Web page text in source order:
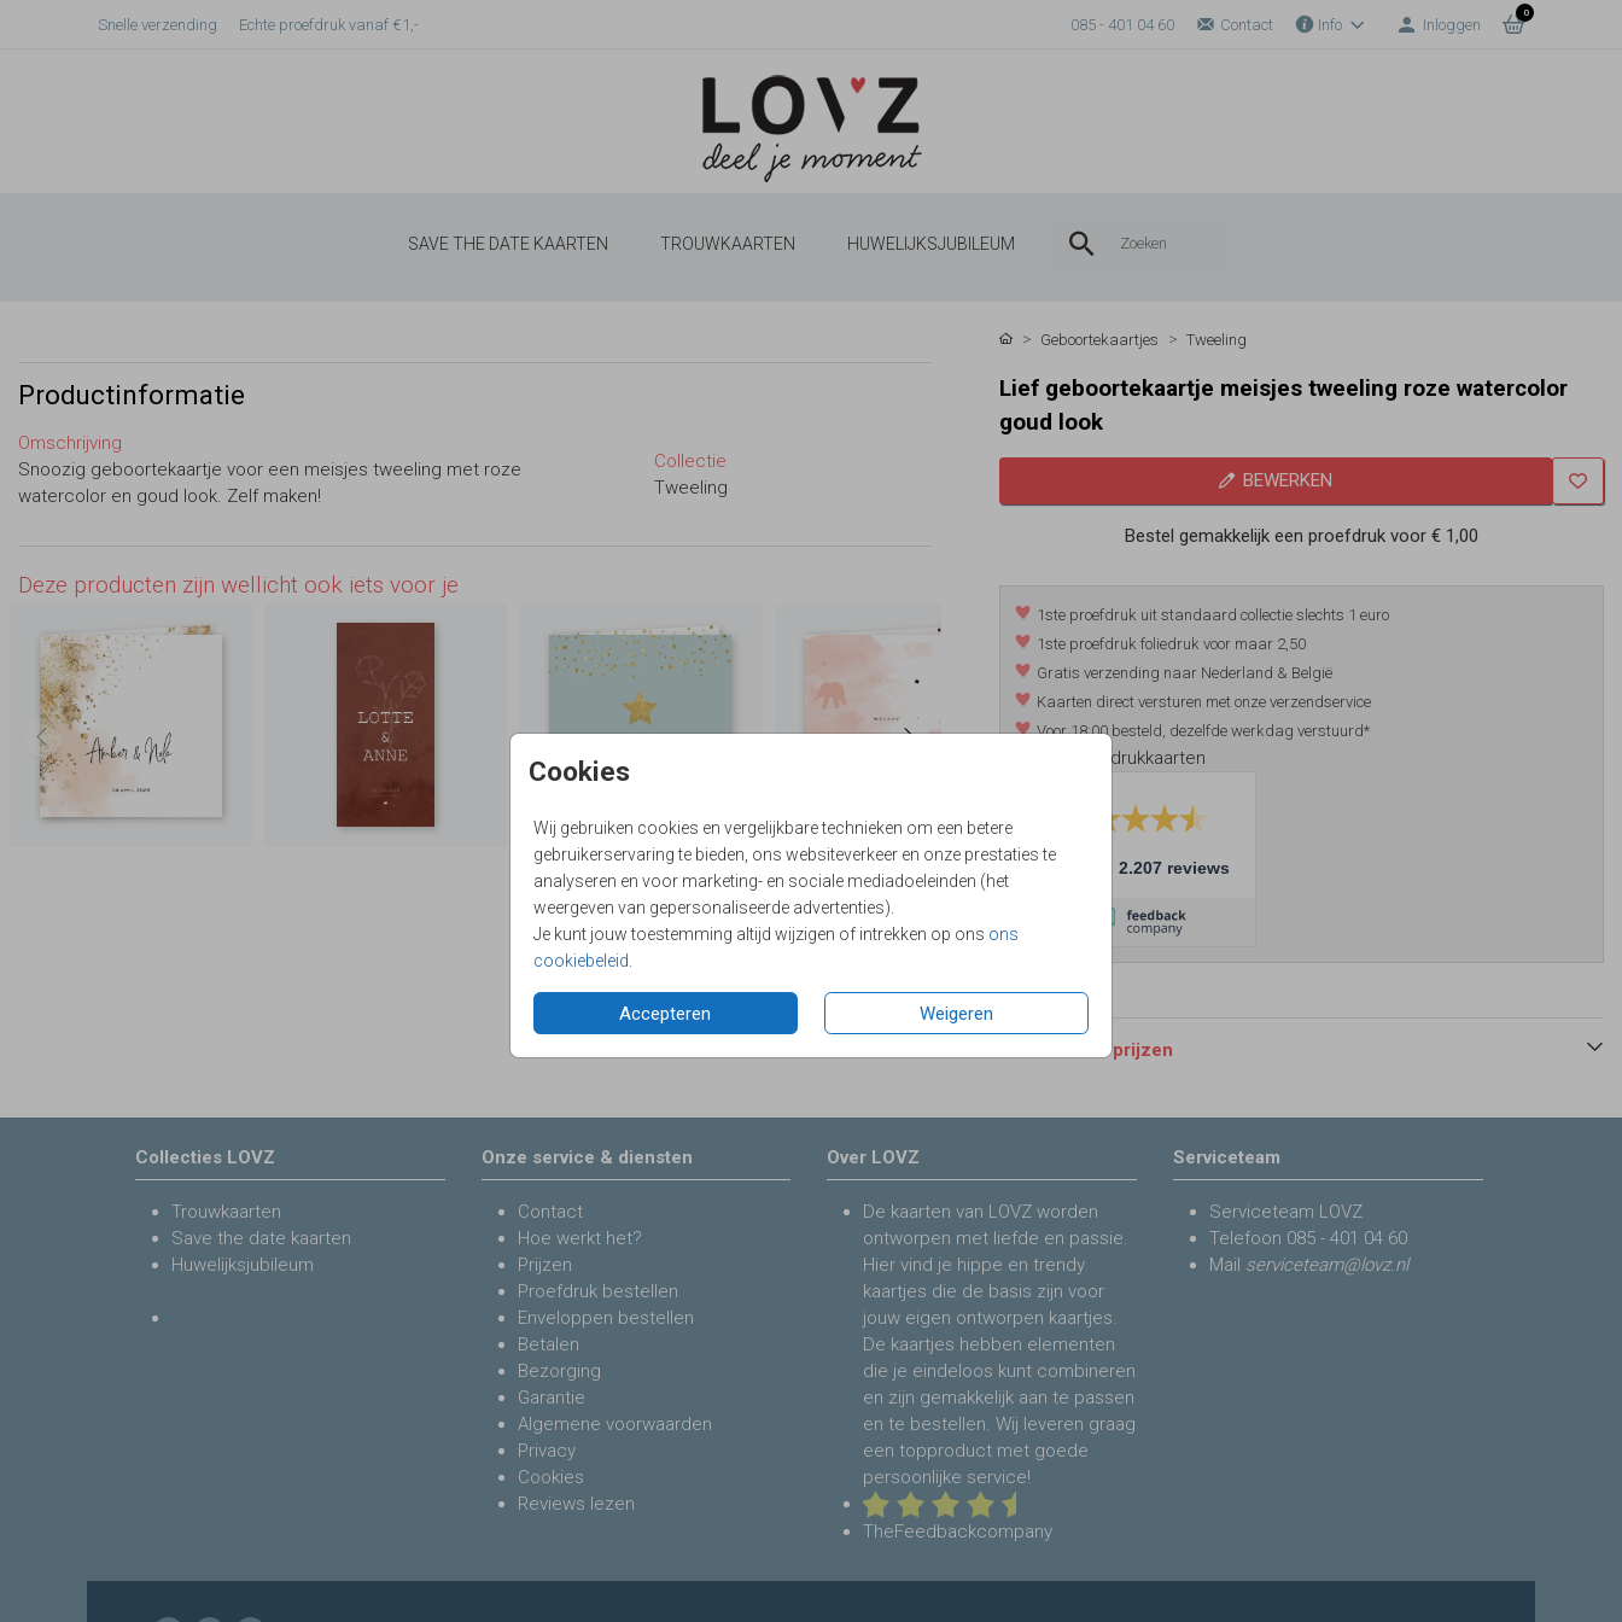
Snelle verzending Echte proefdruk vanaf €1,- 085 - 401 04 60 Contact Info Inloggen
0
SAVE THE DATE KAARTEN TROUWKAARTEN HUWELIJKSJUBILEUM
Cookies
Wij gebruiken cookies en vergelijkbare technieken om een betere
gebruikerservaring te bieden, ons websiteverkeer en onze prestaties te
analyseren en voor marketing- en sociale mediadoeleinden (het
weergeven van gepersonaliseerde advertenties).
Je kunt jouw toestemming altijd wijzigen of intrekken op ons ons
cookiebeleid
Accepteren Weigeren
Productinformatie
Omschrijving
Snoozig geboortekaartje voor een meisjes tweeling met roze
watercolor en goud look. Zelf maken!
Collectie
Tweeling
Deze producten zijn wellicht ook iets voor je
Geboortekaartjes Tweeling
Lief geboortekaartje meisjes tweeling roze watercolor
goud look
BEWERKEN
Bestel gemakkelijk een proefdruk voor€ 1,00
1ste proefdruk uit standaard collectie slechts 1 euro
1ste proefdruk foliedruk voor maar 2,50
Gratis verzending naar Nederland & België
Kaarten direct versturen met onze verzendservice
Voor 18:00 besteld, dezelfde werkdag verstuurd*
*m.u.v. foliedrukkaarten
9.4 2.207 reviews
Formaten en prijzen
Collecties LOVZ
Trouwkaarten
Save the date kaarten
Huwelijksjubileum
Onze service & diensten
Contact
Hoe werkt het?
Prijzen
Proefdruk bestellen
Enveloppen bestellen
Betalen
Bezorging
Garantie
Algemene voorwaarden
Privacy
Cookies
Reviews lezen
Over LOVZ
De kaarten van LOVZ worden
ontworpen met liefde en passie.
Hier vind je hippe en trendy
kaartjes die de basis zijn voor
jouw eigen ontworpen kaartjes.
De kaartjes hebben elementen
die je eindeloos kunt combineren
en zijn gemakkelijk aan te passen
en te bestellen. Wij leveren graag
een topproduct met goede
persoonlijke service!
TheFeedbackcompany
Serviceteam
Serviceteam LOVZ
Telefoon 085 - 401 04 60
Mail serviceteam@lovz.nl